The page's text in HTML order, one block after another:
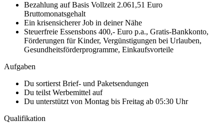
Bezahlung auf Basis Vollzeit 2.061,51 Euro
Bruttomonatsgehalt
Ein krisensicherer Job in deiner Nähe
Steuerfreie Essensbons 400,- Euro p.a., Gratis-Bankkonto,
Förderungen für Kinder, Vergünstigungen bei Urlauben,
Gesundheitsförderprogramme, Einkaufsvorteile
Aufgaben
Du sortierst Brief- und Paketsendungen
Du teilst Werbemittel auf
Du unterstützt von Montag bis Freitag ab 05:30 Uhr
Qualifikation